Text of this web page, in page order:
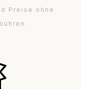
Preise ohne